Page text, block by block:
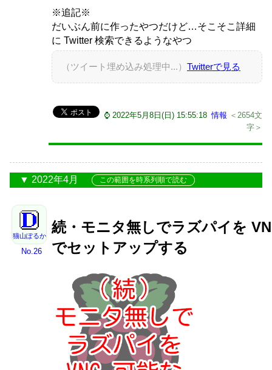
※追記※
だいぶん前に作ったやつだけど…そこそこ詳細
に Twitter 検索できるようなやつ
（ツイート埋め込み処理中...） Twitterで見る
⌚ 2022年5月8日(日) 15:55:18 情報 ＜2654文
字＞
2022年4月 この範囲を時系列順で読む
猫山ぽるか
No.26
続・モニタ無しでラズパイを
でセットアップする